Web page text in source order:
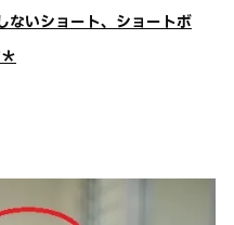
ないショート、ショートボ